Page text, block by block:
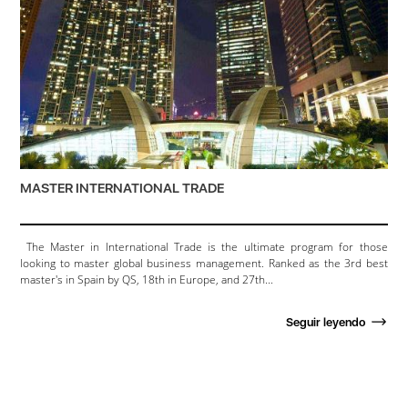
MASTER INTERNATIONAL TRADE
The Master in International Trade is the ultimate program for those
looking to master global business management. Ranked as the 3rd best
master's in Spain by QS, 18th in Europe, and 27th...
Seguir leyendo